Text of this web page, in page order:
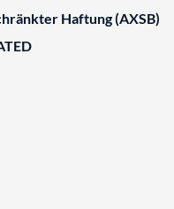
Haftung (AXSB)